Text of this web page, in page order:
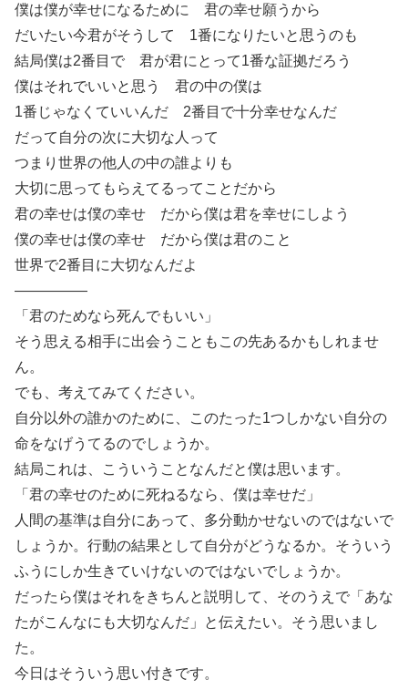
僕は僕が幸せになるために 君の幸せ願うから
だいたい今君がそうして 1番になりたいと思うのも
結局僕は2番目で 君が君にとって1番な証拠だろう
僕はそれでいいと思う 君の中の僕は
1番じゃなくていいんだ 2番目で十分幸せなんだ
だって自分の次に大切な人って
つまり世界の他人の中の誰よりも
大切に思ってもらえてるってことだから
君の幸せは僕の幸せ だから僕は君を幸せにしよう
僕の幸せは僕の幸せ だから僕は君のこと
世界で2番目に大切なんだよ
―――――
「君のためなら死んでもいい」
そう思える相手に出会うこともこの先あるかもしれませ
ん。
でも、考えてみてください。
自分以外の誰かのために、このたった1つしかない自分の
命をなげうてるのでしょうか。
結局これは、こういうことなんだと僕は思います。
「君の幸せのために死ねるなら、僕は幸せだ」
人間の基準は自分にあって、多分動かせないのではないで
しょうか。行動の結果として自分がどうなるか。そういう
ふうにしか生きていけないのではないでしょうか。
だったら僕はそれをきちんと説明して、そのうえで「あな
たがこんなにも大切なんだ」と伝えたい。そう思いまし
た。
今日はそういう思い付きです。